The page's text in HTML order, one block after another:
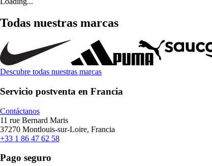
Todas nuestras marcas
Descubre todas nuestras marcas
Servicio postventa en Francia
Contáctanos
11 rue Bernard Maris
37270 Montlouis-sur-Loire, Francia
+33 1 86 47 62 58
Pago seguro